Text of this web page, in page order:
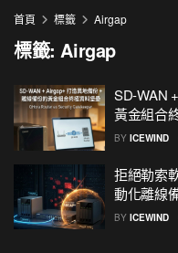
首頁 標籤 Airgap
標籤:Airgap
SD-WAN
黃金組合
BY ICEWIND
拒絕勒索
動化離線
BY ICEWIND